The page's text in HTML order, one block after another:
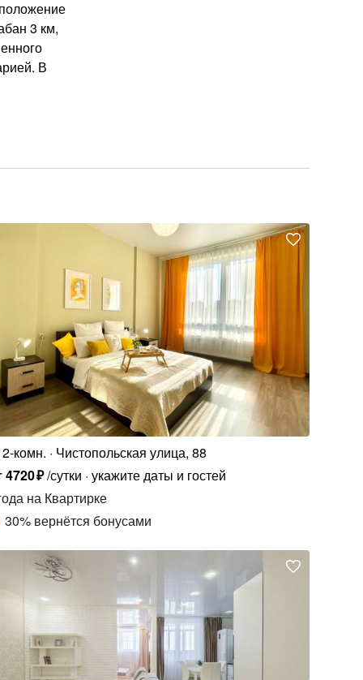
3 км,
В
2-комн.
Чистопольская улица, 88
4720₽/сутки укажите даты и гостей
на Квартирке
30% вернётся бонусами